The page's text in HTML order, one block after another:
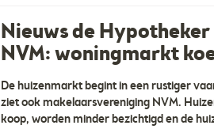
Nieuws de
NVM: woningmarkt
De huizenmarkt begint in een rustiger
ziet ook makelaarsvereniging NVM.
koop, worden minder bezichtigd en de